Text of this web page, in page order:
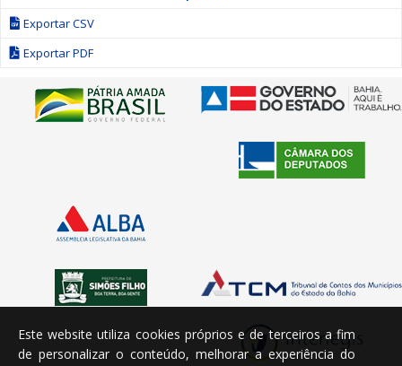
Exportar CSV
Exportar PDF
Este website utiliza cookies próprios e de terceiros a fim
de personalizar o conteúdo, melhorar a experiência do